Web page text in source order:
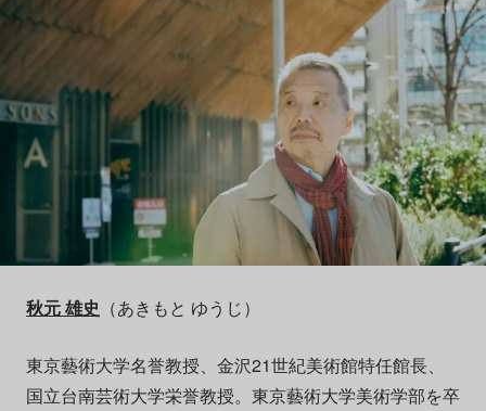
秋元 雄史 （あきもと ゆうじ）
東京藝術大学名誉教授、金沢21世紀美術館特任館長、
国立台南芸術大学栄誉教授。東京藝術大学美術学部を卒